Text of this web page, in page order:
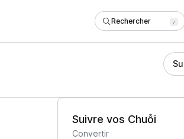
Rechercher /
Suivre vos Chuỗi
Convertir